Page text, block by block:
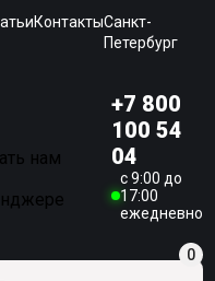
КонтактыСанкт-
Петербург
нам
+7 800
100 54
04
c 9:00 до
17:00
ежедневно
0